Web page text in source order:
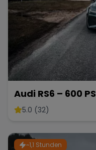
Audi RS6 – 600
5.0 (32)
~1,1 Stunden